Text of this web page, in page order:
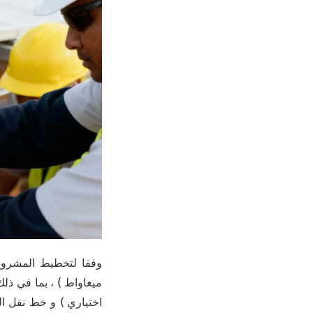
ميغاواط ) ، بما في
اختياري ) و خط نقل